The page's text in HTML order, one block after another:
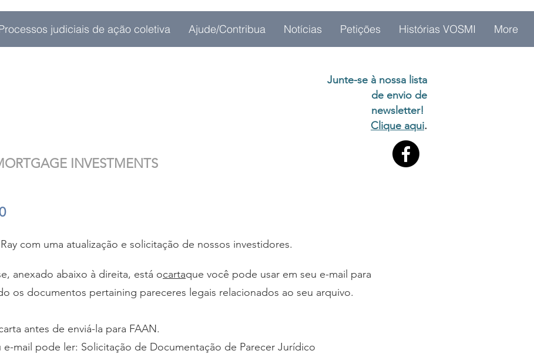
judiciais de ação coletiva Ajude/Contribua Notícias Petições Histórias VOSMI More
INVESTMENTS
Junte-se à nossa lista
de envio de
newsletter!
Clique aqui.
com uma atualização e solicitação de nossos investidores.
anexado abaixo à direita, está ocartaque você pode usar em seu e-mail para
os documentos pertaining pareceres legais relacionados ao seu arquivo.
antes de enviá-la para FAAN.
e-mail pode ler: Solicitação de Documentação de Parecer Jurídico